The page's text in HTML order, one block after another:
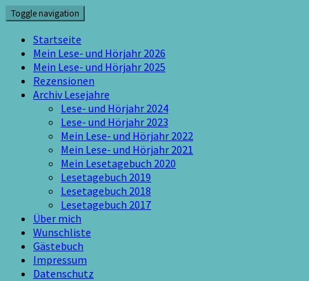
Skip
to
content
Toggle navigation
Startseite
Mein Lese- und Hörjahr 2026
Mein Lese- und Hörjahr 2025
Rezensionen
Archiv Lesejahre
Lese- und Hörjahr 2024
Lese- und Hörjahr 2023
Mein Lese- und Hörjahr 2022
Mein Lese- und Hörjahr 2021
Mein Lesetagebuch 2020
Lesetagebuch 2019
Lesetagebuch 2018
Lesetagebuch 2017
Über mich
Wunschliste
Gästebuch
Impressum
Datenschutz